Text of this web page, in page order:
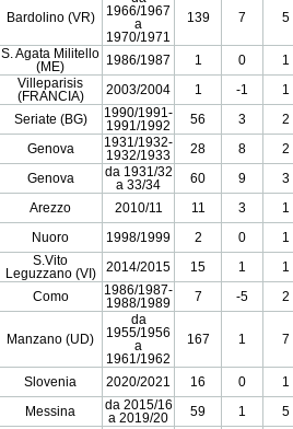
Bardolino (VR)
1966/1967
a
1970/1971
139 7 5
S. Agata Militello
(ME)
1986/1987 1 0
1
Villeparisis
(FRANCIA)
2003/2004 1 -1
1
Seriate (BG)
1990/1991-
1991/1992
56 3
2
Genova
1931/1932-
1932/1933
28 8
2
Genova
da 1931/32
a 33/34
60 9
3
Arezzo 2010/11 11 3
1
Nuoro 1998/1999 2 0
1
S.Vito
Leguzzano (VI)
2014/2015 15 1
1
Como
1986/1987-
1988/1989
7 -5 2
Manzano (UD)
da
1955/1956
a
1961/1962
167 1 7
Slovenia 2020/2021 16 0
1
Messina
da 2015/16
a 2019/20
59 1
5